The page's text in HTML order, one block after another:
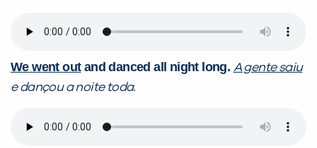
We went outand danced all night long. A gente saiu
e dançou a noite toda.
VOLTAR